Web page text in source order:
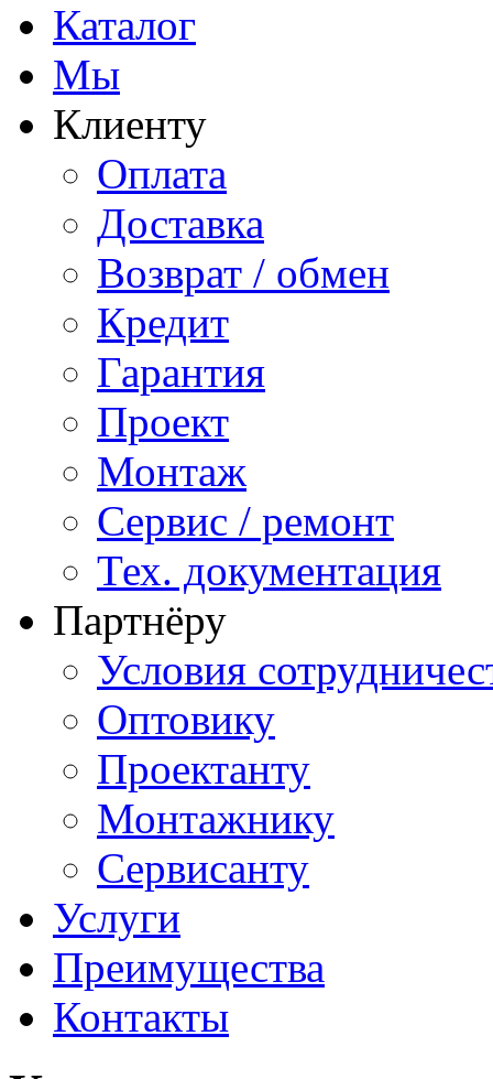
Каталог
Мы
Клиенту
Оплата
Доставка
Возврат / обмен
Кредит
Гарантия
Проект
Монтаж
Сервис / ремонт
Тех. документация
Партнёру
Условия
Оптовику
Проектанту
Монтажнику
Сервисанту
Услуги
Преимущества
Контакты